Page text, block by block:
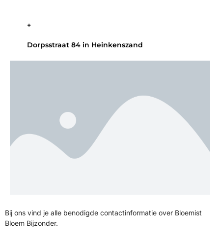
+
Dorpsstraat 84 in Heinkenszand
Bij ons vind je alle benodigde contactinformatie over Bloemist
Bloem Bijzonder.